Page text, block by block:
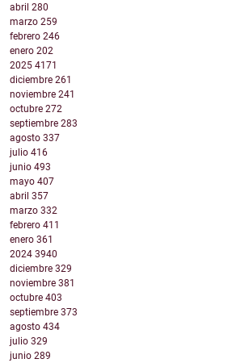
abril 280
marzo 259
febrero 246
enero 202
2025 4171
diciembre 261
noviembre 241
octubre 272
septiembre 283
agosto 337
julio 416
junio 493
mayo 407
abril 357
marzo 332
febrero 411
enero 361
2024 3940
diciembre 329
noviembre 381
octubre 403
septiembre 373
agosto 434
julio 329
junio 289